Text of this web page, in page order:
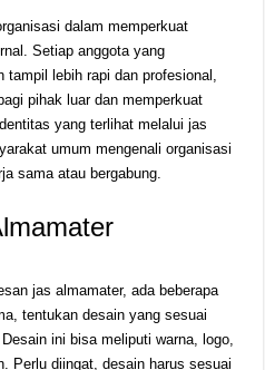
dalam memperkuat
Setiap anggota yang
lebih rapi dan profesional,
pihak luar dan memperkuat
yang terlihat melalui jas
umum mengenali organisasi
sama atau bergabung.
jas almamater, ada beberapa
tentukan desain yang sesuai
ini bisa meliputi warna, logo,
Perlu diingat, desain harus sesuai